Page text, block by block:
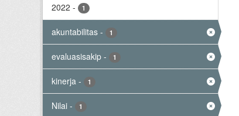
2022 - 1
akuntabilitas - 1
evaluasisakip - 1
kinerja - 1
Nilai - 1